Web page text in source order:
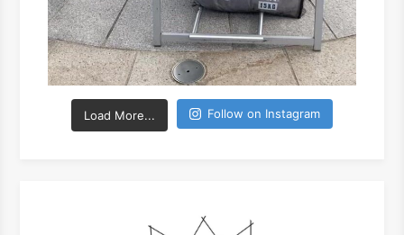
Load More... Follow on Instagram